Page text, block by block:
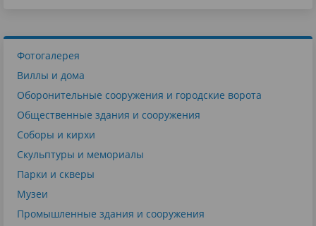
Фотогалерея
Виллы и дома
Оборонительные сооружения и городские ворота
Общественные здания и сооружения
Соборы и кирхи
Скульптуры и мемориалы
Парки и скверы
Музеи
Промышленные здания и сооружения